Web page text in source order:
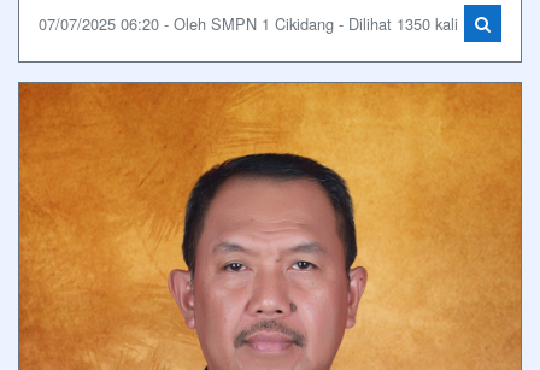
07/07/2025 06:20 - Oleh SMPN 1 Cikidang - Dilihat 1350 kali